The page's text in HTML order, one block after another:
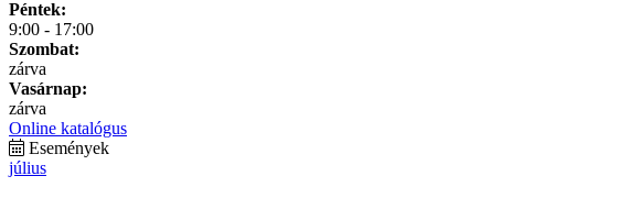
Péntek:
9:00 - 17:00
Szombat:
zárva
Vasárnap:
zárva
Online katalógus
Események
július